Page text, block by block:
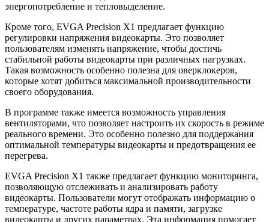
энергопотребление и тепловыделение.
Кроме того, EVGA Precision X1 предлагает функцию
регулировки напряжения видеокарты. Это позволяет
пользователям изменять напряжение, чтобы достичь
стабильной работы видеокарты при различных нагрузках.
Такая возможность особенно полезна для оверклокеров,
которые хотят добиться максимальной производительности
своего оборудования.
В программе также имеется возможность управления
вентиляторами, что позволяет настроить их скорость в режиме
реального времени. Это особенно полезно для поддержания
оптимальной температуры видеокарты и предотвращения ее
перегрева.
EVGA Precision X1 также предлагает функцию мониторинга,
позволяющую отслеживать и анализировать работу
видеокарты. Пользователи могут отображать информацию о
температуре, частоте работы ядра и памяти, загрузке
видеокарты и других параметрах. Эта информация помогает